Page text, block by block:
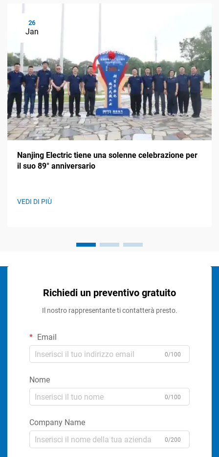
26
Jan
Nanjing Electric tiene una solenne celebrazione per
il suo 89° anniversario
VEDI DI PIÙ
Richiedi un preventivo gratuito
Il nostro rappresentante ti contatterà presto.
Email
0/100
Nome
0/100
Company Name
0/200